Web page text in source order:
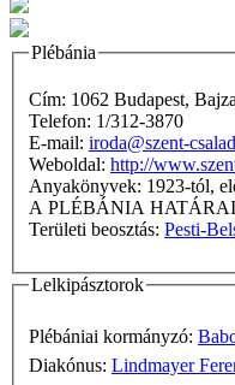
Plébánia
Cím: 1062 Budapest,
Telefon: 1/312-3870
E-mail: iroda@szent-
Weboldal: http://
Anyakönyvek:
Területi beosztás: Pesti-
Lelkipásztorok
Plébániai kormányzó:
Diakónus: Lindmayer